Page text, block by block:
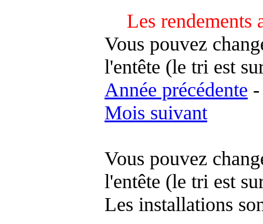
Les rendements
Vous pouvez
l'entête (le tri est
Année précédente -
Mois suivant
Vous pouvez
l'entête (le tri est
Les installations